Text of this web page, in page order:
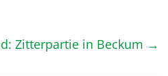
Zitterpartie in Beckum →